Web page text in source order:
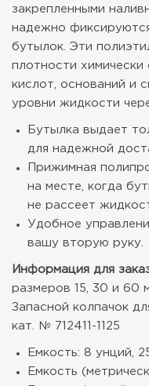
закрепленными
надежно
бутылок. Эти
плотности
кислот, оснований и
уровни жидкости
Бутылка выдает
для надежной
Прижимная
на месте, когда
не рассеет
Удобное
вашу вторую руку.
Информация для
размеров 15, 30 и 60
Запасной колпачок
кат. № 712411-1125
Емкость: 8 унций,
Емкость